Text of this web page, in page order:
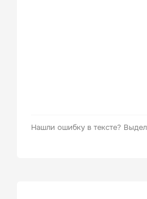
Нашли ошибку в тексте?